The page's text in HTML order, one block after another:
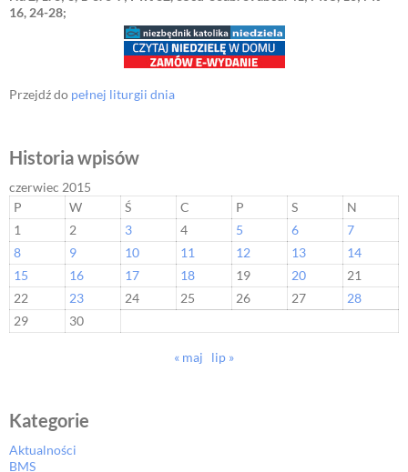
16, 24-28;
Przejdź do pełnej liturgii dnia
Historia wpisów
czerwiec 2015
P
W Ś C P S
N
1
2 3 4 5 6
7
8
9 10 11 12 13
14
15
16 17 18 19 20
21
22
23 24 25 26 27
28
29
30
« maj lip »
Kategorie
Aktualności
BMS